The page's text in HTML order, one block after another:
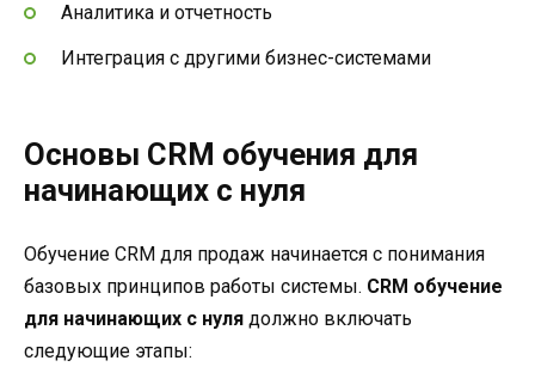
Аналитика и отчетность
Интеграция с другими бизнес-системами
Основы CRM обучения для
начинающих с нуля
Обучение CRM для продаж начинается с понимания
базовых принципов работы системы. CRM обучение
для начинающих с нуля должно включать
следующие этапы: